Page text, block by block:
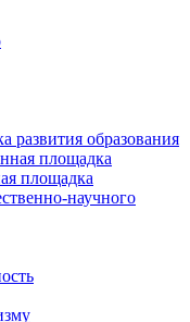
развития образования
площадка
площадка
научного